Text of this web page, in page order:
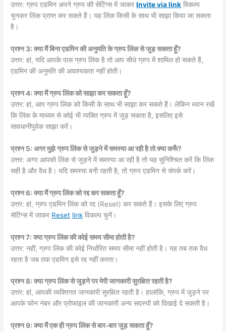
उत्तर: ग्रुप एडमिन अपने ग्रुप की सेटिंग्स में जाकरInvite via link विकल्प
चुनकर लिंक प्राप्त कर सकते हैं। यह लिंक किसी के साथ भी साझा किया जा सकता
है।
प्रश्न 3: क्या मैं बिना एडमिन की अनुमति के ग्रुप लिंक से जुड़ सकता हूँ?
उत्तर: हां, यदि आपके पास ग्रुप लिंक है तो आप सीधे ग्रुप में शामिल हो सकते हैं,
एडमिन की अनुमति की आवश्यकता नहीं होती।
प्रश्न 4: क्या मैं ग्रुप लिंक को साझा कर सकता हूँ?
उत्तर: हां, आप ग्रुप लिंक को किसी के साथ भी साझा कर सकते हैं। लेकिन ध्यान रखें
कि लिंक के माध्यम से कोई भी व्यक्ति ग्रुप में जुड़ सकता है, इसलिए इसे
सावधानीपूर्वक साझा करें।
प्रश्न 5: अगर मुझे ग्रुप लिंक से जुड़ने में समस्या आ रही है तो क्या करूँ?
उत्तर: अगर आपको लिंक से जुड़ने में समस्या आ रही है तो यह सुनिश्चित करें कि लिंक
सही है और वैध है। यदि समस्या बनी रहती है, तो ग्रुप एडमिन से संपर्क करें।
प्रश्न 6: क्या मैं ग्रुप लिंक को रद्द कर सकता हूँ?
उत्तर: हां, ग्रुप एडमिन लिंक को रद्द (Reset) कर सकते हैं। इसके लिए ग्रुप
सेटिंग्स में जाकर Reset link विकल्प चुनें।
प्रश्न 7: क्या ग्रुप लिंक की कोई समय सीमा होती है?
उत्तर: नहीं, ग्रुप लिंक की कोई निर्धारित समय सीमा नहीं होती है। यह तब तक वैध
रहता है जब तक एडमिन इसे रद्द नहीं करता।
प्रश्न 8: क्या ग्रुप लिंक से जुड़ने पर मेरी जानकारी सुरक्षित रहती है?
उत्तर: हां, आपकी व्यक्तिगत जानकारी सुरक्षित रहती है। हालांकि, ग्रुप में जुड़ने पर
आपके फोन नंबर और प्रोफाइल की जानकारी अन्य सदस्यों को दिखाई दे सकती है।
प्रश्न 9: क्या मैं एक ही ग्रुप लिंक से बार-बार जुड़ सकता हूँ?